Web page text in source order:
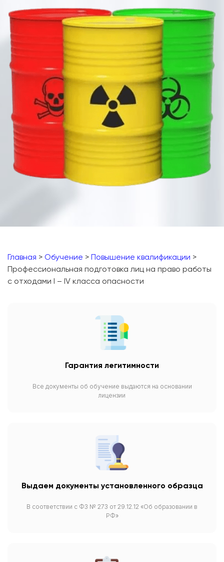
Главная > Обучение > Повышение квалификации >
Профессиональная подготовка лиц на право работы
с отходами I – IV класса опасности
Гарантия легитимности
Все документы об обучение выдаются на основании
лицензии
Выдаем документы установленного образца
В соответствии с ФЗ № 273 от 29.12.12 «Об образовании в
РФ»